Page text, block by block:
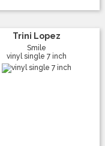
Trini Lopez
Smile
vinyl single 7 inch